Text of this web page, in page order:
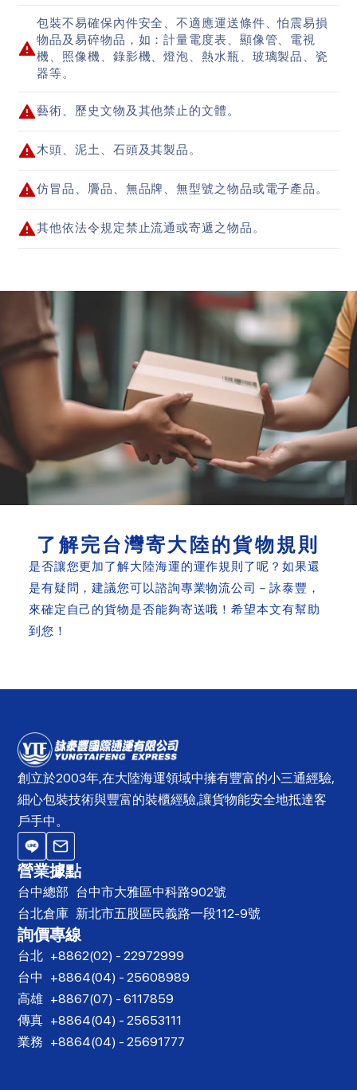
包裝不易確保內件安全、不適應運送條件、怕震易損
物品及易碎物品，如：計量電度表、顯像管、電視
機、照像機、錄影機、燈泡、熱水瓶、玻璃製品、瓷
器等。
藝術、歷史文物及其他禁止的文體。
木頭、泥土、石頭及其製品。
仿冒品、贗品、無品牌、無型號之物品或電子產品。
其他依法令規定禁止流通或寄遞之物品。
了解完台灣寄大陸的貨物規則
是否讓您更加了解大陸海運的運作規則了呢？如果還
是有疑問，建議您可以諮詢專業物流公司－詠泰豐 ，
來確定自己的貨物是否能夠寄送哦！希望本文有幫助
到您！
創立於2003年,在大陸海運領域中擁有豐富的小三通經驗,
細心包裝技術與豐富的裝櫃經驗,讓貨物能安全地抵達客
戶手中。
營業據點
台中總部 台中市大雅區中科路902號
台北倉庫 新北市五股區民義路一段112-9號
詢價專線
台北 +8862(02) - 22972999
台中 +8864(04) - 25608989
高雄 +8867(07) - 6117859
傳真 +8864(04) - 25653111
業務 +8864(04) - 25691777